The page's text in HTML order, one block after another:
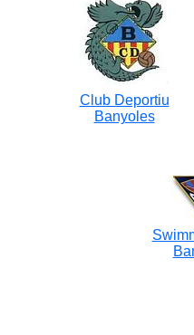
Club Deportiu
Banyoles